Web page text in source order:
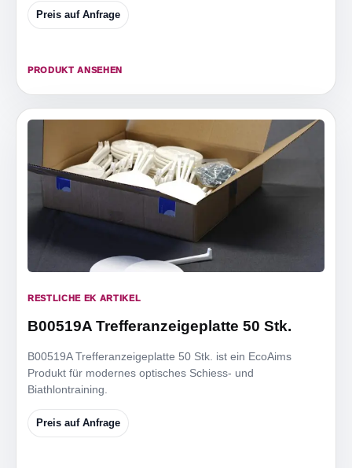
Preis auf Anfrage
PRODUKT ANSEHEN
RESTLICHE EK ARTIKEL
B00519A Trefferanzeigeplatte 50 Stk.
B00519A Trefferanzeigeplatte 50 Stk. ist ein EcoAims
Produkt für modernes optisches Schiess- und
Biathlontraining.
Preis auf Anfrage